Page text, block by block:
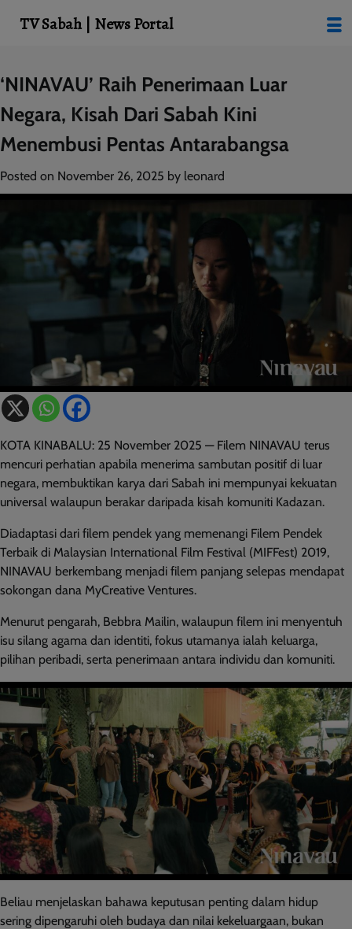
Skip
to
content
‘NINAVAU’ Raih Penerimaan Luar
Negara, Kisah Dari Sabah Kini
Menembusi Pentas Antarabangsa
Posted on November 26, 2025 by leonard
KOTA KINABALU: 25 November 2025 — Filem NINAVAU terus
mencuri perhatian apabila menerima sambutan positif di luar
negara, membuktikan karya dari Sabah ini mempunyai kekuatan
universal walaupun berakar daripada kisah komuniti Kadazan.
Diadaptasi dari filem pendek yang memenangi Filem Pendek
Terbaik di Malaysian International Film Festival (MIFFest) 2019,
NINAVAU berkembang menjadi filem panjang selepas mendapat
sokongan dana MyCreative Ventures.
Menurut pengarah, Bebbra Mailin, walaupun filem ini menyentuh
isu silang agama dan identiti, fokus utamanya ialah keluarga,
pilihan peribadi, serta penerimaan antara individu dan komuniti.
Beliau menjelaskan bahawa keputusan penting dalam hidup
sering dipengaruhi oleh budaya dan nilai kekeluargaan, bukan
TV Sabah | News Portal